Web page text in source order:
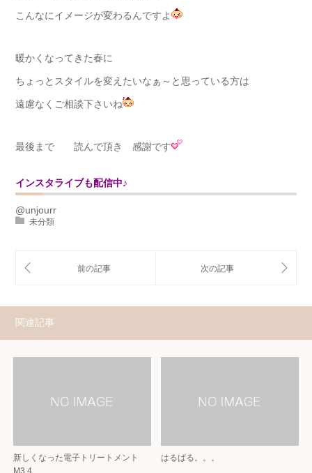
こんなにイメージが変わるんですよ
暖かくなってきた春に
ちょっとスタイルを変えたいなぁ～と思っている方は
遠慮なくご相談下さいね
最後まで 読んで頂き 感謝です
インスタライブも配信中♪
@unjourr
未分類
関連記事
新しくなった電子トリートメント
М3.4
はるばる。。。